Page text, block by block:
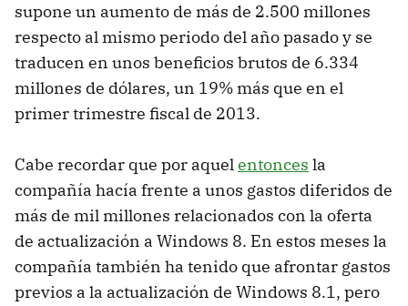
supone un aumento de más de 2.500 millones
respecto al mismo periodo del año pasado y se
traducen en unos beneficios brutos de 6.334
millones de dólares, un 19% más que en el
primer trimestre fiscal de 2013.
Cabe recordar que por aquelentonces la
compañía hacía frente a unos gastos diferidos de
más de mil millones relacionados con la oferta
de actualización a Windows 8. En estos meses la
compañía también ha tenido que afrontar gastos
previos a la actualización de Windows 8.1, pero